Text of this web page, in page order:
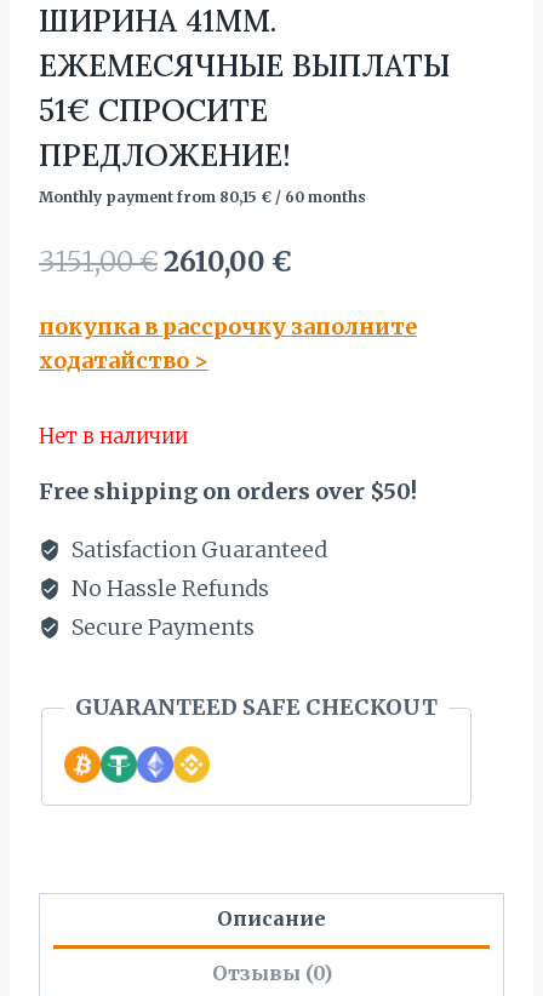
ШИРИНА 41MM.
ЕЖЕМЕСЯЧНЫЕ ВЫПЛАТЫ
51€ СПРОСИТЕ
ПРЕДЛОЖЕНИЕ!
Monthly payment from 80,15 € / 60 months
3151,00€Первоначальная
составляла
2610,00 €
2610,00 €.
покупка в рассрочку заполните
ходатайство >
Нет в наличии
Free shipping on orders over $50!
Satisfaction Guaranteed
No Hassle Refunds
Secure Payments
GUARANTEED SAFE CHECKOUT
Описание
Отзывы (0)